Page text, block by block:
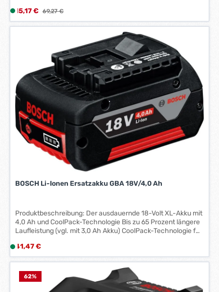
400 40990, kontakt@bosch.de Satzinhalt: 1 Flachmeißel 20
x 250 mm 1 Fliesenmeißel 40 x 250 mm 1 Spitzmeißel 260
Verkaufspreis:
L
i
e
t
:
1
-
k
g
e
*
15,17 € Regulärer Preis:
69,27 €
BOSCH Li-Ionen Ersatzakku GBA 18V/4,0 Ah
Produktbeschreibung: Der ausdauernde 18-Volt XL-Akku mit
4,0 Ah und CoolPack-Technologie Bis zu 65 Prozent längere
Laufleistung (vgl. mit 3,0 Ah Akku) CoolPack-Technologie für
CoolPack) Bosch flexible Power System: Akku passend für
alle Geräte einer Voltklasse Extrem robust: Voll
funktionsfähig auch nach einem Fall aus 3 m auf Beton. 1 x
4,0 Ah Li-Ion Akku
Regulärer Preis:
L
i
41,47 €
62%